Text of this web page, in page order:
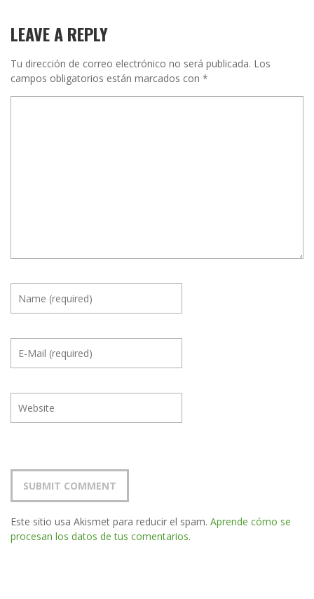
LEAVE A REPLY
Tu dirección de correo electrónico no será publicada. Los
campos obligatorios están marcados con *
Este sitio usa Akismet para reducir el spam. Aprende cómo se
procesan los datos de tus comentarios.